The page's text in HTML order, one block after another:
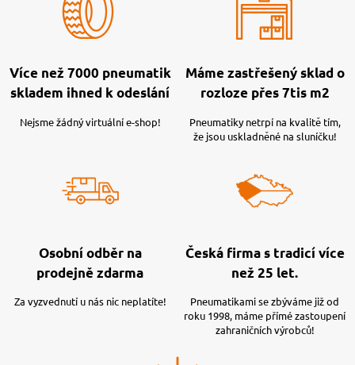
Více než 7000 pneumatik
skladem ihned k odeslání
Nejsme žádný virtuální e-shop!
Máme zastřešený sklad o
rozloze přes 7tis m2
Pneumatiky netrpí na kvalitě tím,
že jsou uskladněné na sluníčku!
Osobní odběr na
prodejně zdarma
Za vyzvednutí u nás nic neplatíte!
Česká firma s tradicí více
než 25 let.
Pneumatikami se zbýváme již od
roku 1998, máme přímé zastoupení
zahraničních výrobců!